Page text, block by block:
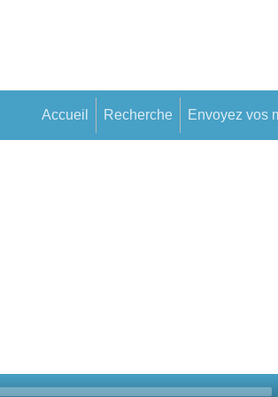
Accueil Recherche Envoyez vos